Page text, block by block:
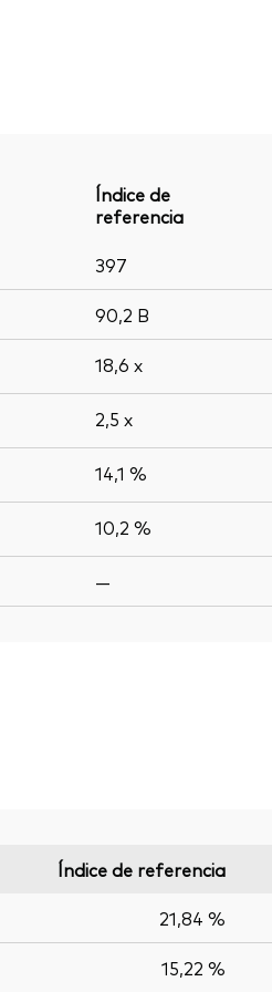
Índice de
referencia
397
90,2 B
18,6 x
2,5 x
14,1 %
10,2 %
—
Índice de referencia
21,84 %
15,22 %